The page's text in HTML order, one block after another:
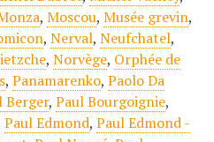
, Moscou, Musée grevin,
, Nerval, Neufchatel,
, Norvège, Orphée de
, Panamarenko, Paolo Da
Berger, Paul Bourgoignie,
Paul Edmond, Paul Edmond -